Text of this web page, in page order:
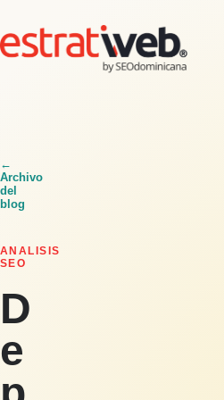
←
Archivo
del
blog
ANALISIS
SEO
D
e